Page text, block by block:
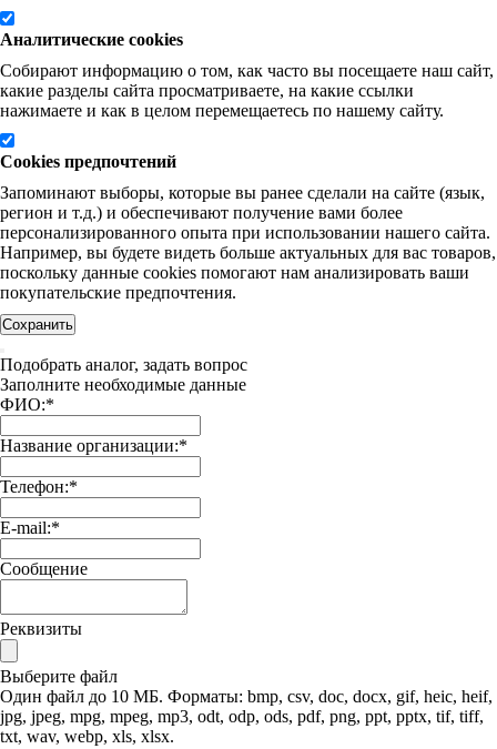
Аналитические cookies
Собирают информацию о том, как часто вы посещаете наш сайт,
какие разделы сайта просматриваете, на какие ссылки
нажимаете и как в целом перемещаетесь по нашему сайту.
Cookies предпочтений
Запоминают выборы, которые вы ранее сделали на сайте (язык,
регион и т.д.) и обеспечивают получение вами более
персонализированного опыта при использовании нашего сайта.
Например, вы будете видеть больше актуальных для вас товаров,
поскольку данные cookies помогают нам анализировать ваши
покупательские предпочтения.
Сохранить
Подобрать аналог, задать вопрос
Заполните необходимые данные
ФИО:*
Название организации:*
Телефон:*
E-mail:*
Сообщение
Реквизиты
Выберите файл
Один файл до 10 МБ. Форматы: bmp, csv, doc, docx, gif, heic, heif,
jpg, jpeg, mpg, mpeg, mp3, odt, odp, ods, pdf, png, ppt, pptx, tif, tiff,
txt, wav, webp, xls, xlsx.